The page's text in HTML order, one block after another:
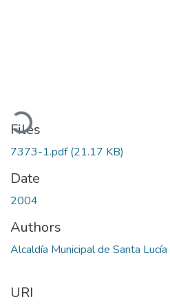
Files
7373-1.pdf(21.17 KB)
Date
2004
Authors
Alcaldía Municipal de Santa
URI